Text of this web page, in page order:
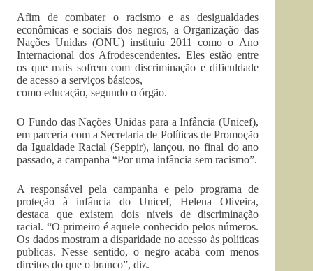
Afim de combater o racismo e as desigualdades
econômicas e sociais dos negros, a Organização das
Nações Unidas (ONU) instituiu 2011 como o Ano
Internacional dos Afrodescendentes. Eles estão entre
os que mais sofrem com discriminação e dificuldade
de acesso a serviços básicos,
como educação, segundo o órgão.
O Fundo das Nações Unidas para a Infância (Unicef),
em parceria com a Secretaria de Políticas de Promoção
da Igualdade Racial (Seppir), lançou, no final do ano
passado, a campanha “Por uma infância sem racismo”.
A responsável pela campanha e pelo programa de
proteção à infância do Unicef, Helena Oliveira,
destaca que existem dois níveis de discriminação
racial. “O primeiro é aquele conhecido pelos números.
Os dados mostram a disparidade no acesso às políticas
publicas. Nesse sentido, o negro acaba com menos
direitos do que o branco”, diz.